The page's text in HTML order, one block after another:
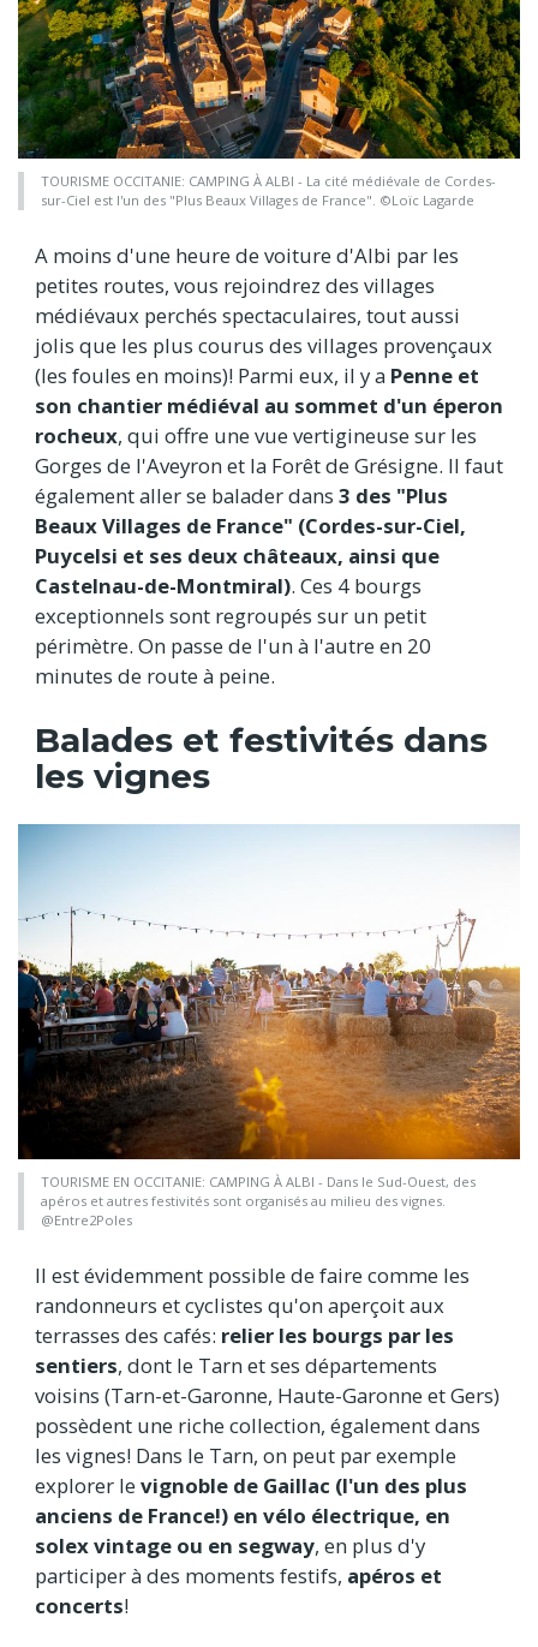
TOURISME OCCITANIE: CAMPING À ALBI - La cité médiévale de Cordes-
sur-Ciel est l'un des "Plus Beaux Villages de France". ©Loïc Lagarde
A moins d'une heure de voiture d'Albi par les
petites routes, vous rejoindrez des villages
médiévaux perchés spectaculaires, tout aussi
jolis que les plus courus des villages provençaux
(les foules en moins)! Parmi eux, il y a Penne et
son chantier médiéval au sommet d'un éperon
rocheux, qui offre une vue vertigineuse sur les
Gorges de l'Aveyron et la Forêt de Grésigne. Il faut
également aller se balader dans 3 des "Plus
Beaux Villages de France" (Cordes-sur-Ciel,
Puycelsi et ses deux châteaux, ainsi que
Castelnau-de-Montmiral). Ces 4 bourgs
exceptionnels sont regroupés sur un petit
périmètre. On passe de l'un à l'autre en 20
minutes de route à peine.
Balades et festivités dans
les vignes
TOURISME EN OCCITANIE: CAMPING À ALBI - Dans le Sud-Ouest, des
apéros et autres festivités sont organisés au milieu des vignes.
@Entre2Poles
Il est évidemment possible de faire comme les
randonneurs et cyclistes qu'on aperçoit aux
terrasses des cafés: relier les bourgs par les
sentiers, dont le Tarn et ses départements
voisins (Tarn-et-Garonne, Haute-Garonne et Gers)
possèdent une riche collection, également dans
les vignes! Dans le Tarn, on peut par exemple
explorer le vignoble de Gaillac (l'un des plus
anciens de France!) en vélo électrique, en
solex vintage ou en segway, en plus d'y
participer à des moments festifs, apéros et
concerts!